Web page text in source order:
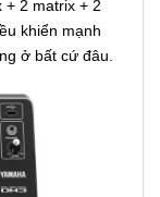
+ 2 matrix + 2
khiển mạnh
ở bất cứ đâu.